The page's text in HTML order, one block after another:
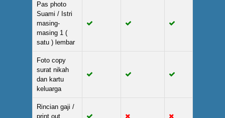
Pas photo
Suami / Istri
masing-
masing 1 (
satu ) lembar
Foto copy
surat nikah
dan kartu
keluarga
Rincian gaji /
print out